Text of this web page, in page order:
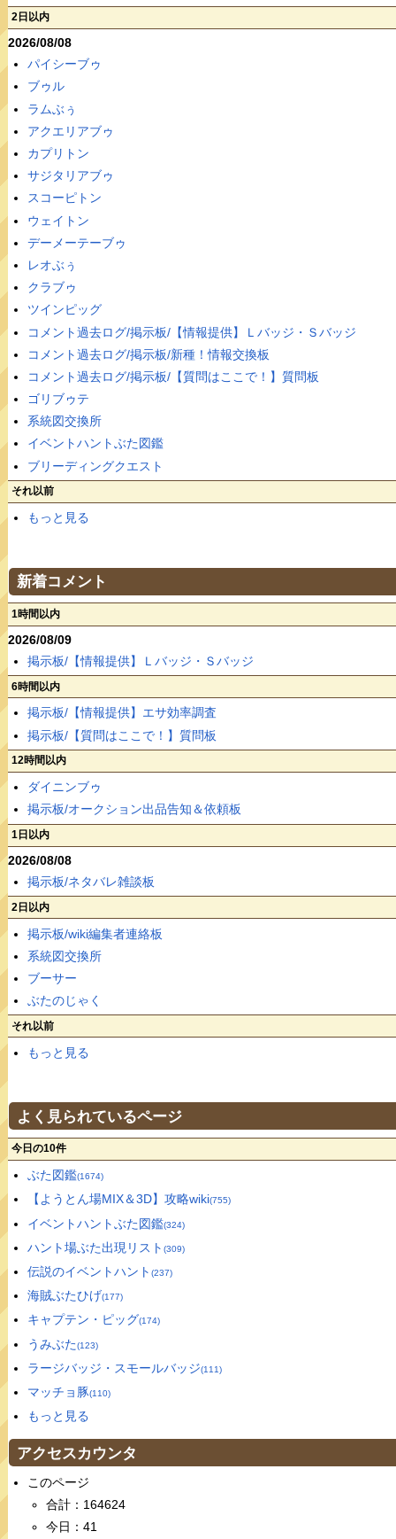
2日以内
2026/08/08
パイシーブゥ
ブゥル
ラムぶぅ
アクエリアブゥ
カプリトン
サジタリアブゥ
スコーピトン
ウェイトン
デーメーテーブゥ
レオぶぅ
クラブゥ
ツインピッグ
コメント過去ログ/掲示板/【情報提供】Ｌバッジ・Ｓバッジ
コメント過去ログ/掲示板/新種！情報交換板
コメント過去ログ/掲示板/【質問はここで！】質問板
ゴリブゥテ
系統図交換所
イベントハントぶた図鑑
ブリーディングクエスト
それ以前
もっと見る
新着コメント
1時間以内
2026/08/09
掲示板/【情報提供】Ｌバッジ・Ｓバッジ
6時間以内
掲示板/【情報提供】エサ効率調査
掲示板/【質問はここで！】質問板
12時間以内
ダイニンブゥ
掲示板/オークション出品告知＆依頼板
1日以内
2026/08/08
掲示板/ネタバレ雑談板
2日以内
掲示板/wiki編集者連絡板
系統図交換所
ブーサー
ぶたのじゃく
それ以前
もっと見る
よく見られているページ
今日の10件
ぶた図鑑(1674)
【ようとん場MIX＆3D】攻略wiki(755)
イベントハントぶた図鑑(324)
ハント場ぶた出現リスト (309)
伝説のイベントハント (237)
海賊ぶたひげ(177)
キャプテン・ピッグ(174)
うみぶた(123)
ラージバッジ・スモールバッジ(111)
マッチョ豚(110)
もっと見る
アクセスカウンタ
このページ
合計：164624
今日：41